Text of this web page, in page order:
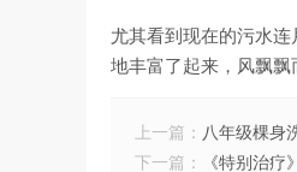
尤其看到现在的污水
地丰富了起来，风飘飘
上一篇： 八年级棵身
下一篇：
《特别治疗》